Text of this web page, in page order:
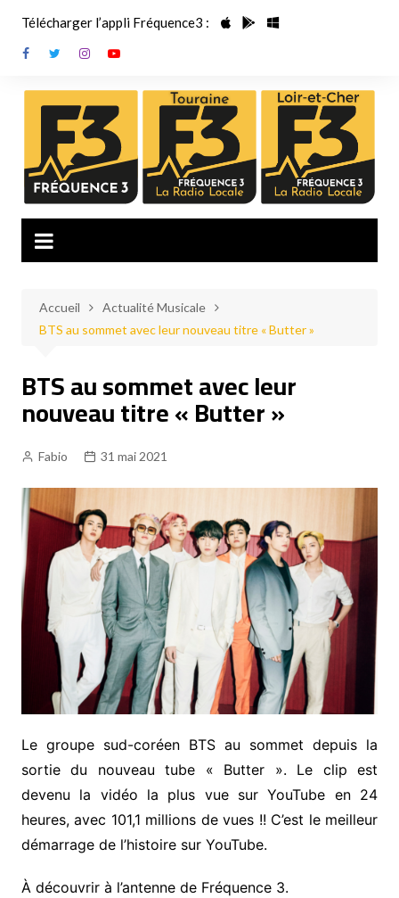
contenu
Télécharger l’appli Fréquence3 :
Accueil
Actualité Musicale
BTS au sommet avec leur nouveau titre « Butter »
BTS au sommet avec leur
nouveau titre « Butter »
Fabio 31 mai 2021
Le groupe sud-coréen BTS au sommet depuis la
sortie du nouveau tube « Butter ». Le clip est
devenu la vidéo la plus vue sur YouTube en 24
heures, avec 101,1 millions de vues !! C’est le meilleur
démarrage de l’histoire sur YouTube.
À découvrir à l’antenne de Fréquence 3.